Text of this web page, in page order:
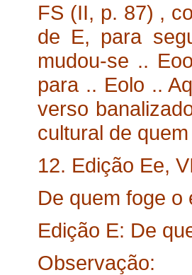
FS (II, p. 87) ,
de E, para
mudou-se ..
para .. Eolo ..
verso
cultural de
12. Edição Ee,
De quem foge o
Edição E: De
Observação: